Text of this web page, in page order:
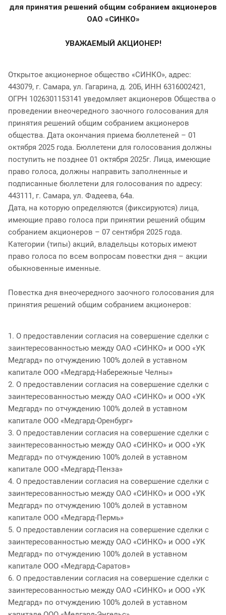
для принятия решений общим собранием акционеров
ОАО «СИНКО»
УВАЖАЕМЫЙ АКЦИОНЕР!
Открытое акционерное общество «СИНКО», адрес:
443079, г. Самара, ул. Гагарина, д. 20Б, ИНН 6316002421,
ОГРН 1026301153141 уведомляет акционеров Общества о
проведении внеочередного заочного голосования для
принятия решений общим собранием акционеров
общества. Дата окончания приема бюллетеней – 01
октября 2025 года. Бюллетени для голосования должны
поступить не позднее 01 октября 2025г. Лица, имеющие
право голоса, должны направить заполненные и
подписанные бюллетени для голосования по адресу:
443111, г. Самара, ул. Фадеева, 64а.
Дата, на которую определяются (фиксируются) лица,
имеющие право голоса при принятии решений общим
собранием акционеров – 07 сентября 2025 года.
Категории (типы) акций, владельцы которых имеют
право голоса по всем вопросам повестки дня – акции
обыкновенные именные.
Повестка дня внеочередного заочного голосования для
принятия решений общим собранием акционеров:
1. О предоставлении согласия на совершение сделки с
заинтересованностью между ОАО «СИНКО» и ООО «УК
Медгард» по отчуждению 100% долей в уставном
капитале ООО «Медгард-Набережные Челны»
2. О предоставлении согласия на совершение сделки с
заинтересованностью между ОАО «СИНКО» и ООО «УК
Медгард» по отчуждению 100% долей в уставном
капитале ООО «Медгард-Оренбург»
3. О предоставлении согласия на совершение сделки с
заинтересованностью между ОАО «СИНКО» и ООО «УК
Медгард» по отчуждению 100% долей в уставном
капитале ООО «Медгард-Пенза»
4. О предоставлении согласия на совершение сделки с
заинтересованностью между ОАО «СИНКО» и ООО «УК
Медгард» по отчуждению 100% долей в уставном
капитале ООО «Медгард-Пермь»
5. О предоставлении согласия на совершение сделки с
заинтересованностью между ОАО «СИНКО» и ООО «УК
Медгард» по отчуждению 100% долей в уставном
капитале ООО «Медгард-Саратов»
6. О предоставлении согласия на совершение сделки с
заинтересованностью между ОАО «СИНКО» и ООО «УК
Медгард» по отчуждению 100% долей в уставном